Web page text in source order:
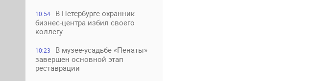
10:54
В Петербурге охранник
бизнес-центра избил своего
коллегу
10:23
В музее-усадьбе «Пенаты»
завершен основной этап
реставрации